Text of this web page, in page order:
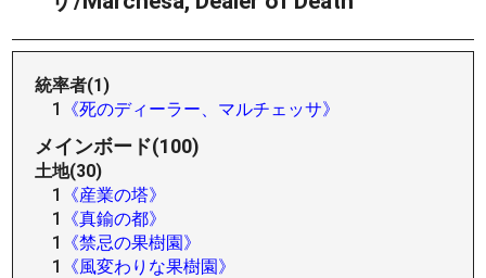
統率者(1)
1
《死のディーラー、マルチェッサ》
メインボード(100)
土地(30)
1
《産業の塔》
1
《真鍮の都》
1
《禁忌の果樹園》
1
《風変わりな果樹園》